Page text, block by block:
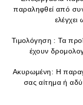
παραληφθεί από
Τιμολόγηση : Τα
έχουν
Ακυρωμένη: Η
σας αίτημα ή